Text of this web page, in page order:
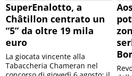
SuperEnalotto, a
Châtillon centrato un
“5” da oltre 19 mila
euro
La giocata vincente alla
Tabaccheria Chameran nel